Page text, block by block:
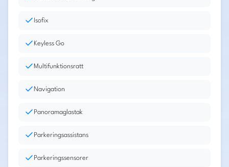
Isofix
Keyless Go
Multifunktionsratt
Navigation
Panoramaglastak
Parkeringsassistans
Parkeringssensorer